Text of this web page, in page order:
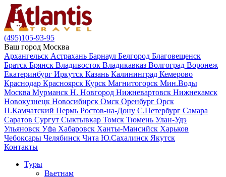
(495)105-93-95
Ваш город Москва
Архангельск Астрахань Барнаул Белгород Благовещенск
Братск Брянск Владивосток Владикавказ Волгоград Воронеж
Екатеринбург Иркутск Казань Калининград Кемерово
Краснодар Красноярск Курск Магнитогорск Мин.Воды
Москва Мурманск Н. Новгород Нижневартовск Нижнекамск
Новокузнецк Новосибирск Омск Оренбург Орск
П.Камчатский Пермь Ростов-на-Дону С.Петербург Самара
Саратов Сургут Сыктывкар Томск Тюмень Улан-Удэ
Ульяновск Уфа Хабаровск Ханты-Мансийск Харьков
Чебоксары Челябинск Чита Ю.Сахалинск Якутск
Контакты
Туры
Вьетнам